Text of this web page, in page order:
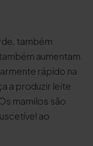
também
aumentam.
rápido na
a produzir leite
mamilos são
ao